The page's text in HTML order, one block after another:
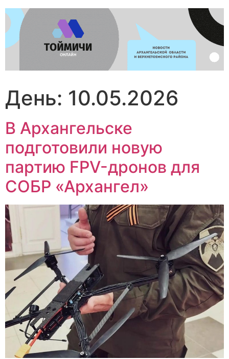
Перейти
содержимому
День: 10.05.2026
В Архангельске
подготовили новую
партию FPV-дронов для
СОБР «Архангел»